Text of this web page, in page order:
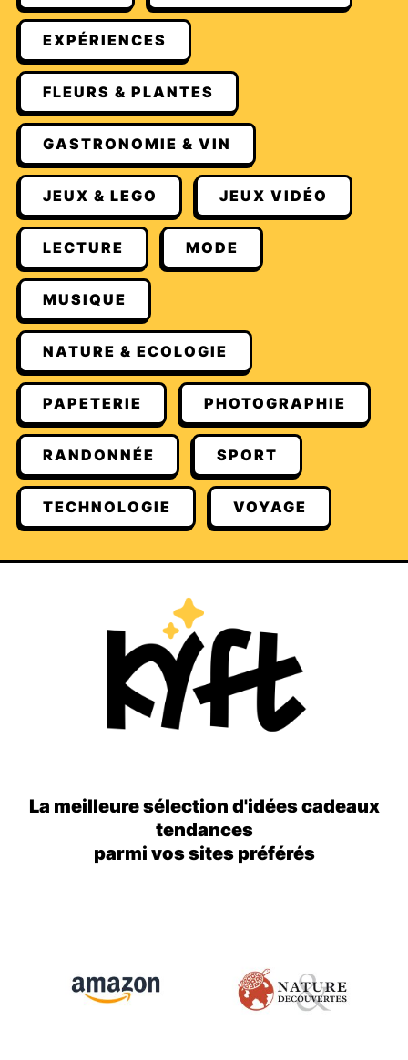
EXPÉRIENCES
FLEURS & PLANTES
GASTRONOMIE & VIN
JEUX & LEGO JEUX VIDÉO
LECTURE MODE
MUSIQUE
NATURE & ECOLOGIE
PAPETERIE PHOTOGRAPHIE
RANDONNÉE SPORT
TECHNOLOGIE VOYAGE
La meilleure sélection d'idées cadeaux
tendances
parmi vos sites préférés